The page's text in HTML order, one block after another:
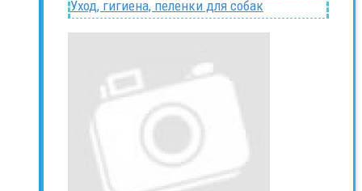
Уход, гигиена, пеленки для собак